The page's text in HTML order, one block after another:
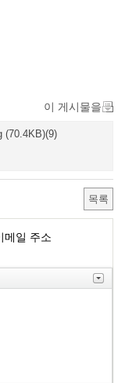
이 게시물을
(70.4KB)(9)
목록
메일 주소